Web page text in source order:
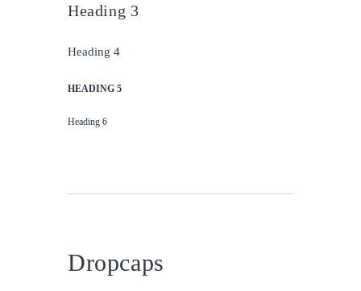
Heading 3
Heading 4
HEADING 5
Heading 6
Dropcaps